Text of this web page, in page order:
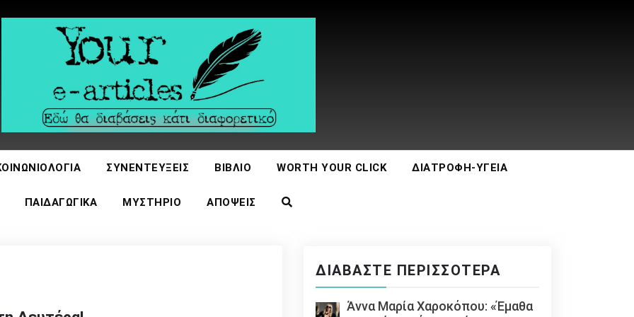
ΣΥΝΕΝΤΕΎΞΕΙΣ ΒΙΒΛΊΟ WORTH YOUR CLICK ΔΙΑΤΡΟΦΉ-ΥΓΕΊΑ
ΠΑΙΔΑΓΩΓΙΚΆ ΜΥΣΤΉΡΙΟ ΑΠΌΨΕΙΣ
ΔΙΑΒΆΣΤΕ ΠΕΡΙΣΣΌΤΕΡΑ
Άννα Μαρία Χαροκόπου: «Έμαθα